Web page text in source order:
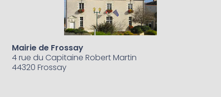
Mairie de Frossay
4 rue du Capitaine Robert Martin
44320 Frossay